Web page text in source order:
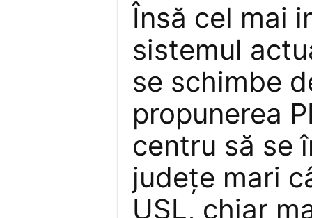
Însă cel mai
sistemul
se schimbe
propunerea
centru să se
judeţe mari
USL, chiar